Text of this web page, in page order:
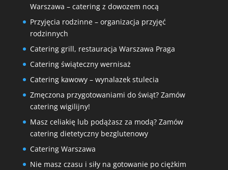
Warszawa – catering z dowozem nocą
Przyjęcia rodzinne – organizacja przyjęć
rodzinnych
Catering grill, restauracja Warszawa Praga
Catering świąteczny wernisaż
Catering kawowy – wynalazek stulecia
Zmęczona przygotowaniami do świąt? Zamów
catering wigilijny!
Masz celiakię lub podążasz za modą? Zamów
catering dietetyczny bezglutenowy
Catering Warszawa
Nie masz czasu i siły na gotowanie po ciężkim